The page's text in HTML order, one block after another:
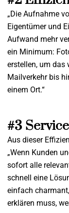
„Die Aufnahme
Eigentümer und
Aufwand mehr
ein Minimum:
erstellen, um das
Mailverkehr bis
einem Ort.“
#3
Aus dieser
„Wenn Kunden
sofort alle
schnell eine
einfach
erklären muss,